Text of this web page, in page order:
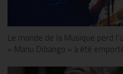
Le monde de la Musique perd
« Manu Dibango » a été